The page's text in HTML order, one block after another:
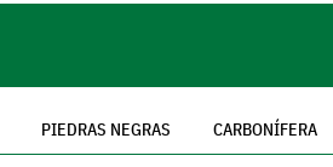
PIEDRAS NEGRAS CARBONÍFERA